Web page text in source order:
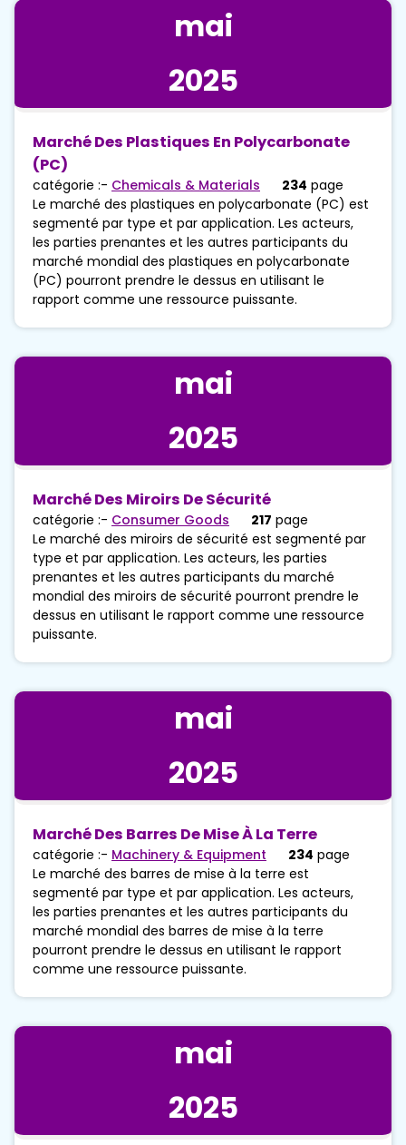
mai
2025
Marché Des Plastiques En Polycarbonate
(PC)
catégorie :- Chemicals & Materials 234 page
Le marché des plastiques en polycarbonate (PC) est
segmenté par type et par application. Les acteurs,
les parties prenantes et les autres participants du
marché mondial des plastiques en polycarbonate
(PC) pourront prendre le dessus en utilisant le
rapport comme une ressource puissante.
mai
2025
Marché Des Miroirs De Sécurité
catégorie :- Consumer Goods 217 page
Le marché des miroirs de sécurité est segmenté par
type et par application. Les acteurs, les parties
prenantes et les autres participants du marché
mondial des miroirs de sécurité pourront prendre le
dessus en utilisant le rapport comme une ressource
puissante.
mai
2025
Marché Des Barres De Mise À La Terre
catégorie :- Machinery & Equipment 234 page
Le marché des barres de mise à la terre est
segmenté par type et par application. Les acteurs,
les parties prenantes et les autres participants du
marché mondial des barres de mise à la terre
pourront prendre le dessus en utilisant le rapport
comme une ressource puissante.
mai
2025